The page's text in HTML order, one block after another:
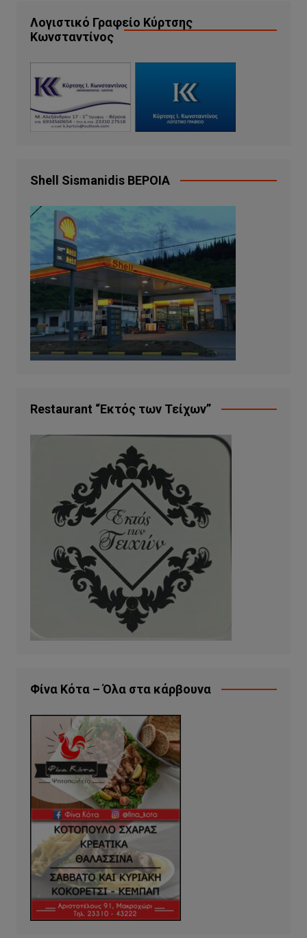
Λογιστικό Γραφείο Κύρτσης
Κωνσταντίνος
Shell Sismanidis ΒΕΡΟΙΑ
Restaurant “Εκτός των Τείχων”
Φίνα Κότα – Όλα στα κάρβουνα